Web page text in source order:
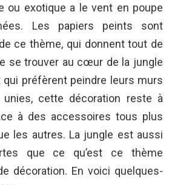
ou exotique a le vent en poupe
Les papiers peints sont
ce thème, qui donnent tout de
se trouver au cœur de la jungle
qui préfèrent peindre leurs murs
cette décoration reste à
à des accessoires tous plus
les autres. La jungle est aussi
que ce qu’est ce thème
décoration. En voici quelques-